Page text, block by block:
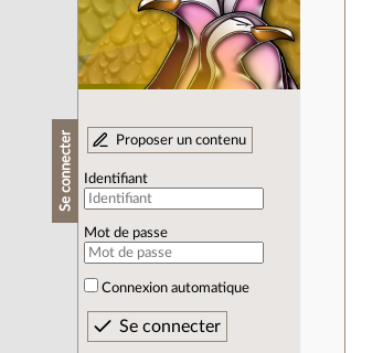
Se connecter Proposer un contenu
Identifiant
Mot de passe
Connexion automatique